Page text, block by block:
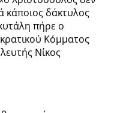
κάποιος δάκτυλος
πήρε ο
Κόμματος
Νίκος